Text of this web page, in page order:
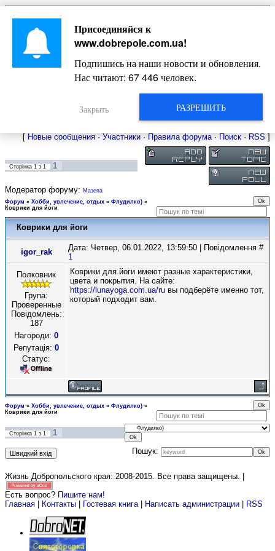
Главная
Новости
Довідкова
Фото
Оголошення
Видео
Жизнь Добропольского края
[ Новые сообщения · Участники · Правила форума· Поиск · RSS ]
Сторінка 1 з 1 1
Модератор форуму: Мазепа
Форум » Хобби, увлечение, отдых » Флудилко) »
Коврики для йоги
Коврики для йоги
igor_rak
Дата: Четвер, 06.01.2022, 13:59:50 | Повідомлення #
1
Полковник
Група:
Проверенные
Повідомлень:
187
Нагороди: 0
Репутація: 0
Статус:
Коврики для йоги имеют разные характеристики,
цвета и покрытия. На сайте:
https://lunayoga.com.ua/ru вы подберёте именно тот,
который подходит вам.
Форум » Хобби, увлечение, отдых » Флудилко) »
Коврики для йоги
Сторінка 1 з 1
1
Пошук:
Жизнь Добропольского края: 2008-2015. Все права защищены. |
Есть вопрос? Пишите нам!
Главная
Контакты Гостевая книга| Написать администрации RSS
Присоединяйся к
www.dobrepole.com.ua!
Подпишись на наши новости и обновления.
Нас читают: 67 446человек.
РАЗРЕШИТЬ
Закрыть